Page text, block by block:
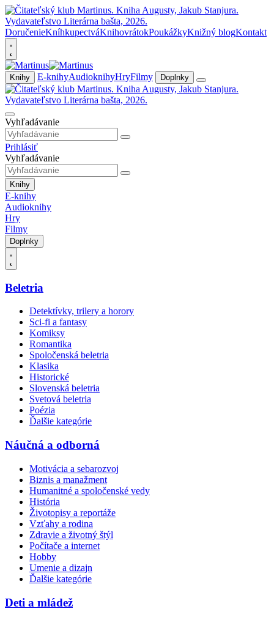
DoručenieKníhkupectváKnihovrátokPoukážkyKnižný blogKontakt
Knihy E-knihyAudioknihyHryFilmy Doplnky
Vyhľadávanie
Prihlásiť
Vyhľadávanie
Knihy
E-knihy
Audioknihy
Hry
Filmy
Doplnky
Beletria
Detektívky, trilery a horory
Sci-fi a fantasy
Komiksy
Romantika
Spoločenská beletria
Klasika
Historické
Slovenská beletria
Svetová beletria
Poézia
Ďalšie kategórie
Náučná a odborná
Motivácia a sebarozvoj
Biznis a manažment
Humanitné a spoločenské vedy
História
Životopisy a reportáže
Vzťahy a rodina
Zdravie a životný štýl
Počítače a internet
Hobby
Umenie a dizajn
Ďalšie kategórie
Deti a mládež